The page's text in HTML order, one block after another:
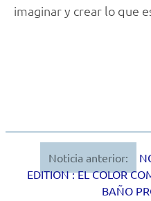
imaginar y crear lo que
Navegación
Noticia anterior:
EDITION : EL COLOR
BAÑO